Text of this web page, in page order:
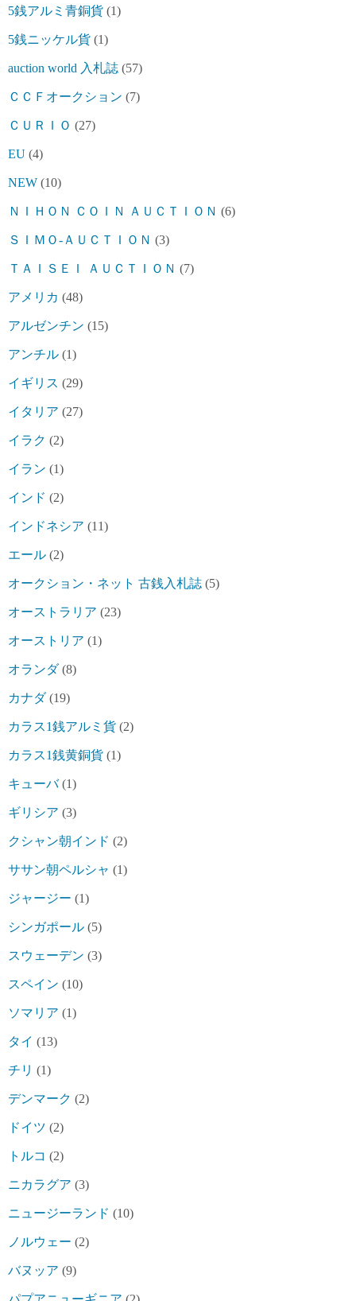
5銭アルミ青銅貨 (1)
5銭ニッケル貨 (1)
auction world 入札誌 (57)
ＣＣＦオークション (7)
ＣＵＲＩＯ (27)
EU (4)
NEW (10)
ＮＩＨＯＮ ＣＯＩＮ ＡＵＣＴＩＯＮ (6)
ＳＩＭＯ-ＡＵＣＴＩＯＮ (3)
ＴＡＩＳＥＩ ＡＵＣＴＩＯＮ (7)
アメリカ (48)
アルゼンチン (15)
アンチル (1)
イギリス (29)
イタリア (27)
イラク (2)
イラン (1)
インド (2)
インドネシア (11)
エール (2)
オークション・ネット 古銭入札誌 (5)
オーストラリア (23)
オーストリア (1)
オランダ(8)
カナダ(19)
カラス1銭アルミ貨 (2)
カラス1銭黄銅貨 (1)
キューバ(1)
ギリシア (3)
クシャン朝インド (2)
ササン朝ペルシャ (1)
ジャージー (1)
シンガポール (5)
スウェーデン (3)
スペイン (10)
ソマリア (1)
タイ (13)
チリ (1)
デンマーク (2)
ドイツ (2)
トルコ (2)
ニカラグア (3)
ニュージーランド (10)
ノルウェー (2)
バヌッア (9)